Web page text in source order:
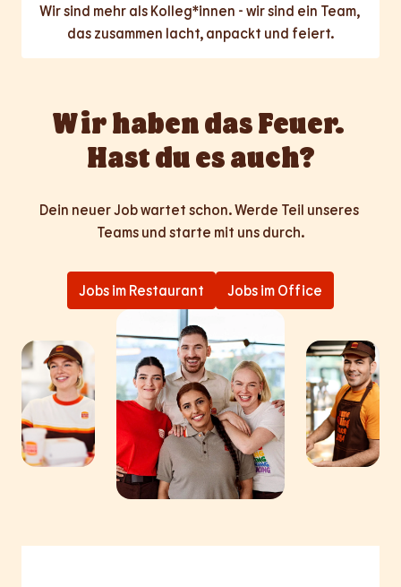
Wir sind mehr als Kolleg*innen - wir sind ein Team,
das zusammen lacht, anpackt und feiert.
Wir haben das Feuer.
Hast du es auch?
Dein neuer Job wartet schon. Werde Teil unseres
Teams und starte mit uns durch.
Jobs im Restaurant Jobs im Office